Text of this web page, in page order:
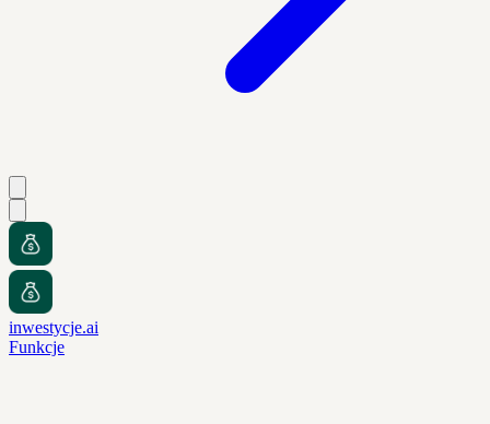
inwestycje.ai
Funkcje